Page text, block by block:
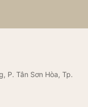
P. Tân Sơn Hòa, Tp.